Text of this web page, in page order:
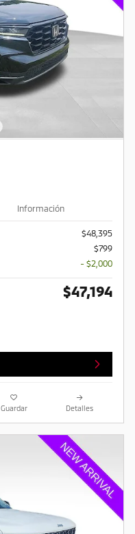
Información
$48,395
$799
- $2,000
$47,194
Guardar Detalles